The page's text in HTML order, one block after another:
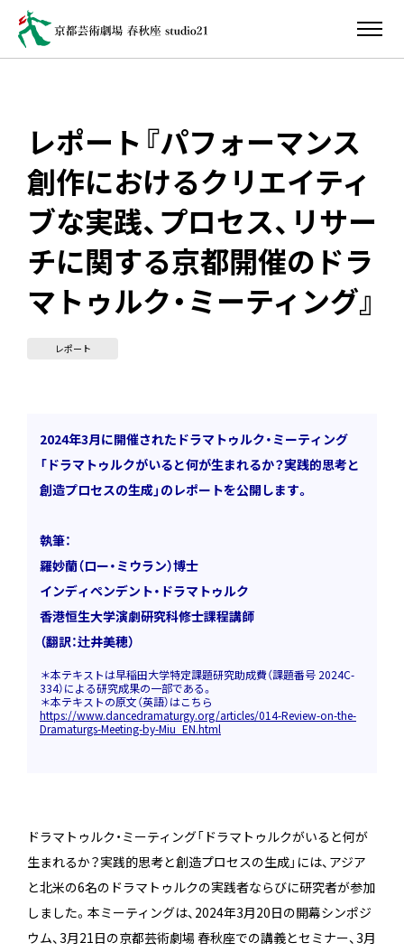
レポート『パフォーマンス
創作におけるクリエイティ
ブな実践、プロセス、リサー
チに関する京都開催のドラ
マトゥルク・ミーティング』
レポート
2024年3月に開催されたドラマトゥルク・ミーティング
「ドラマトゥルクがいると何が生まれるか？実践的思考と
創造プロセスの生成」のレポートを公開します。
執筆：
羅妙蘭（ロー・ミウラン）博士
インディペンデント・ドラマトゥルク
香港恒生大学演劇研究科修士課程講師
（翻訳：辻井美穂）
＊本テキストは早稲田大学特定課題研究助成費（課題番号 2024C-
334）による研究成果の一部である。
＊本テキストの原文（英語）はこちら
https://www.dancedramaturgy.org/articles/014-Review-on-the-
Dramaturgs-Meeting-by-Miu_EN.html
ドラマトゥルク・ミーティング「ドラマトゥルクがいると何が
生まれるか？実践的思考と創造プロセスの生成」には、アジア
と北米の6名のドラマトゥルクの実践者ならびに研究者が参加
しました。本ミーティングは、2024年3月20日の開幕シンポジ
ウム、3月21日の京都芸術劇場 春秋座での講義とセミナー、3月